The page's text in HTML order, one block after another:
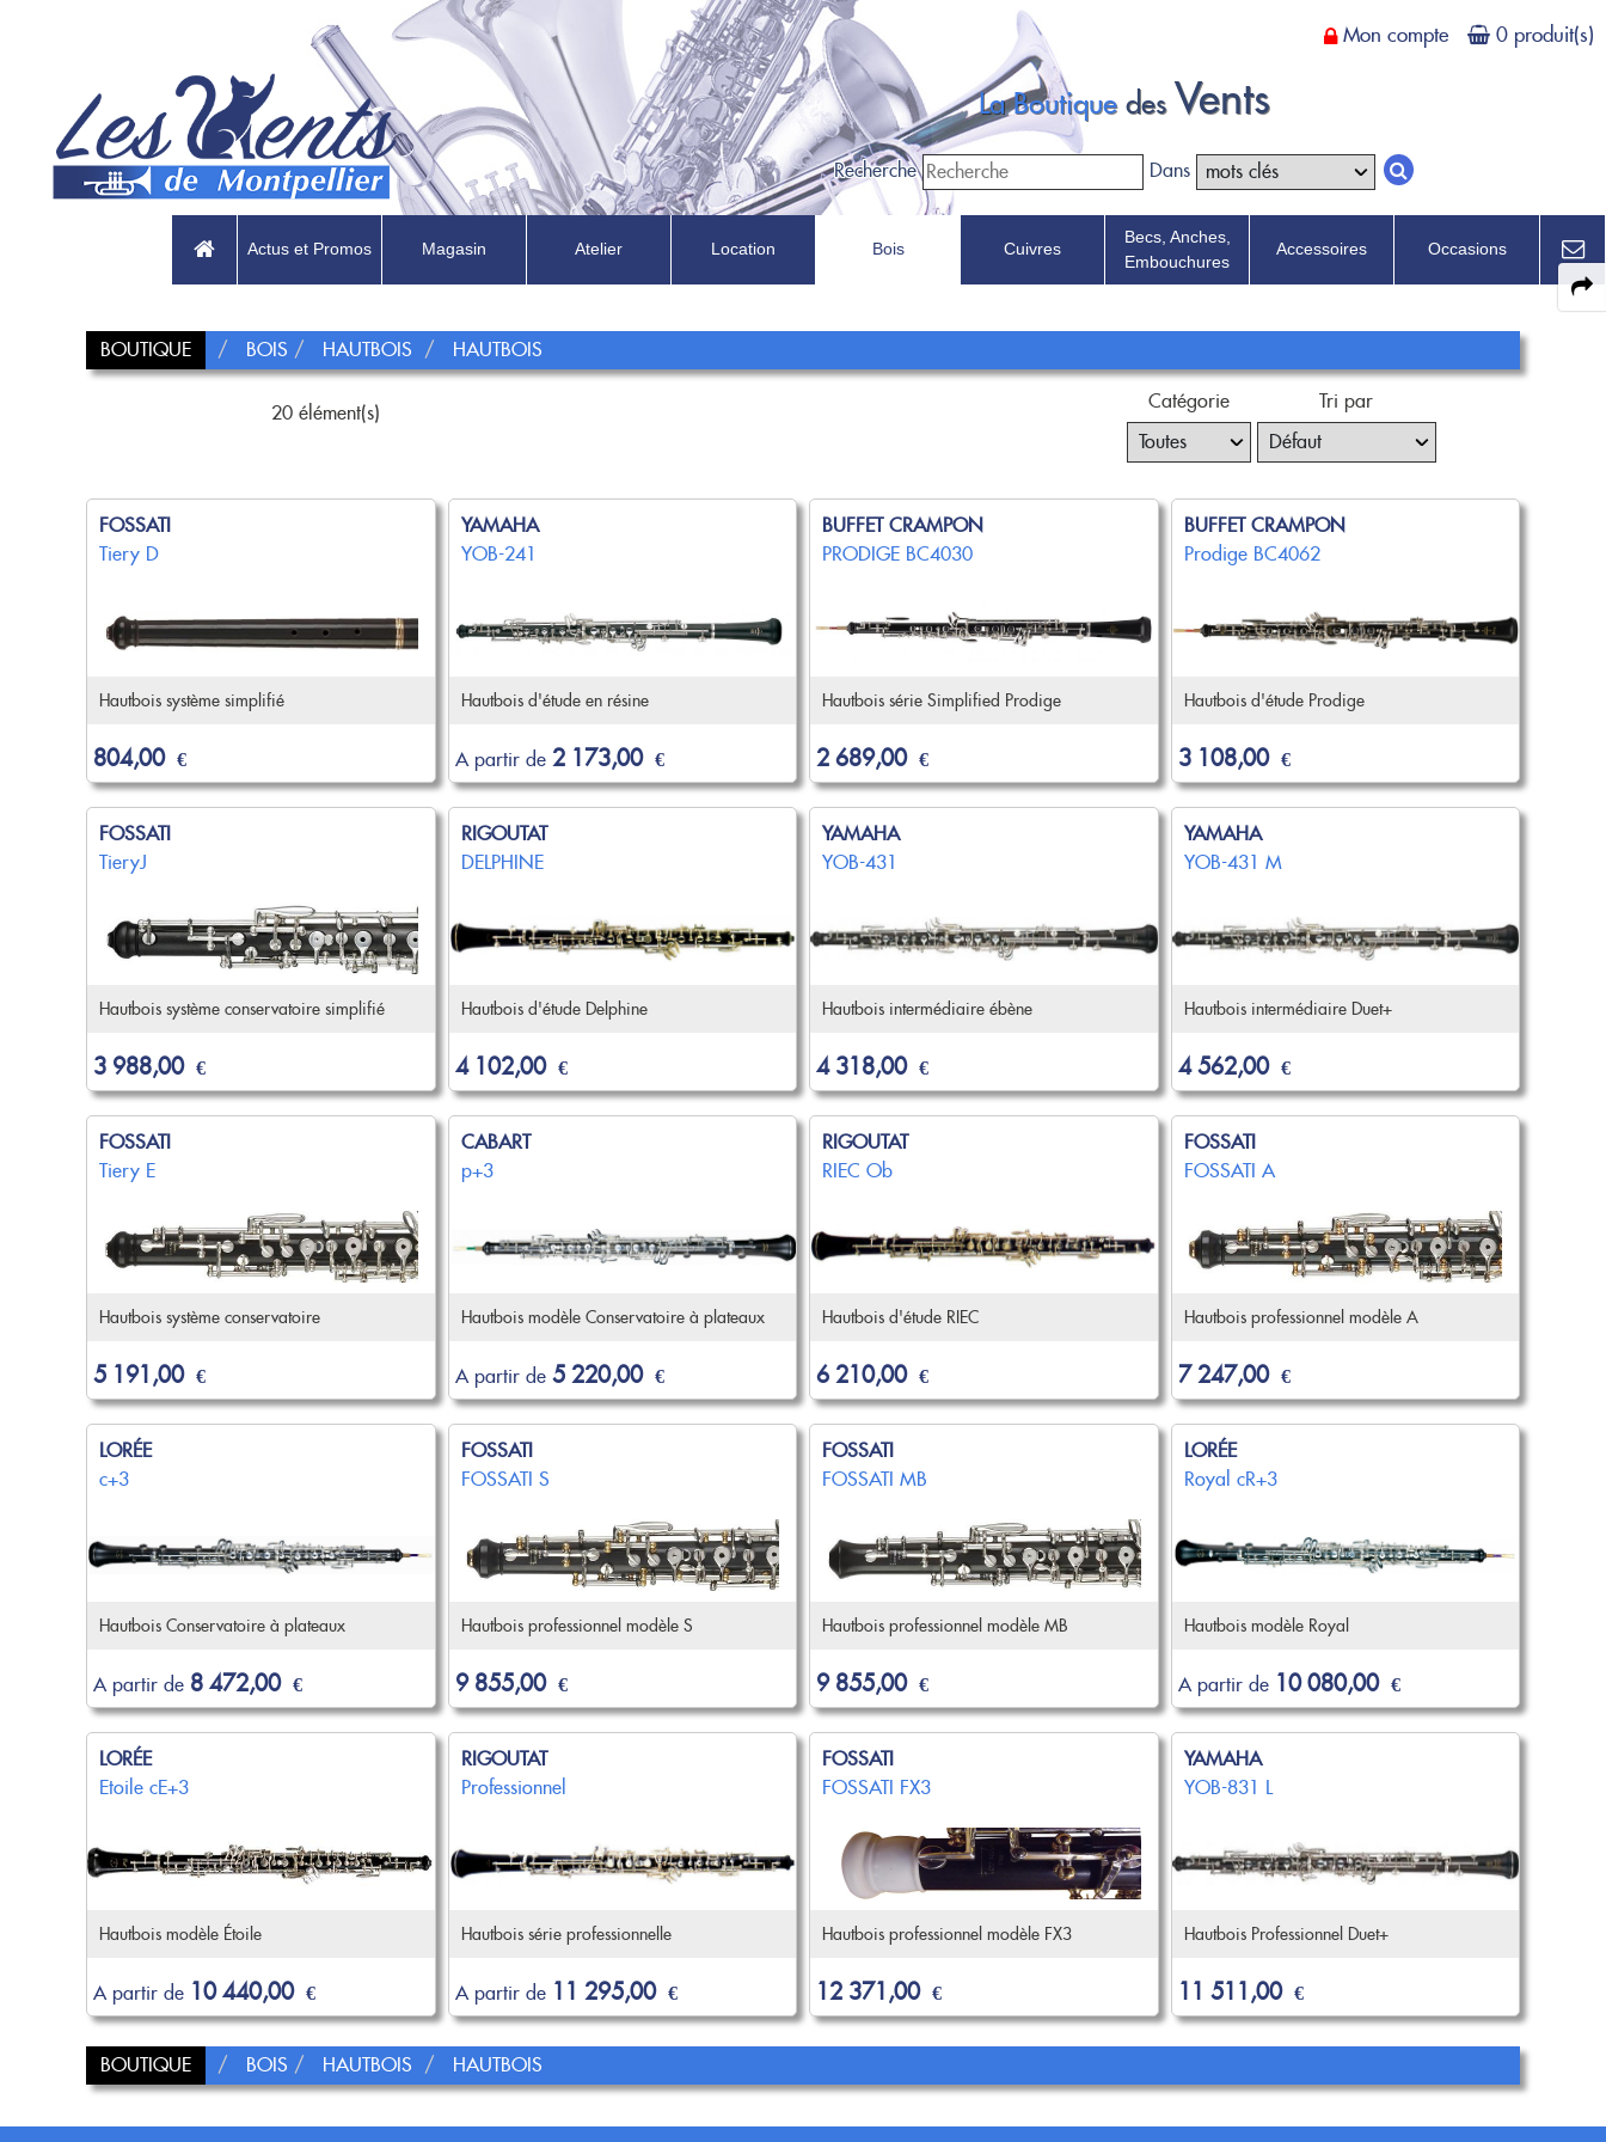
Mon compte 0 produit(s)
La BoutiquedesVents
Recherche Dans
Actus et Promos Magasin Atelier Location Bois Cuivres
Becs, Anches,
Embouchures
Accessoires Occasions
Recherche
Dans
BOUTIQUE BOIS HAUTBOIS HAUTBOIS
20 élément(s) Catégorie Tri par
FOSSATI
Tiery D
Hautbois système simplifié
804,00 €
YAMAHA
YOB-241
Hautbois d'étude en résine
A partir de 2 173,00 €
BUFFET CRAMPON
PRODIGE BC4030
Hautbois série Simplified Prodige
2 689,00 €
BUFFET CRAMPON
Prodige BC4062
Hautbois d'étude Prodige
3 108,00 €
FOSSATI
TieryJ
Hautbois système conservatoire simplifié
3 988,00 €
RIGOUTAT
DELPHINE
Hautbois d'étude Delphine
4 102,00 €
YAMAHA
YOB-431
Hautbois intermédiaire ébène
4 318,00 €
YAMAHA
YOB-431 M
Hautbois intermédiaire Duet+
4 562,00 €
FOSSATI
Tiery E
Hautbois système conservatoire
5 191,00 €
CABART
p+3
Hautbois modèle Conservatoire à plateaux
A partir de 5 220,00 €
RIGOUTAT
RIEC Ob
Hautbois d'étude RIEC
6 210,00 €
FOSSATI
FOSSATI A
Hautbois professionnel modèle A
7 247,00 €
LORÉE
c+3
Hautbois Conservatoire à plateaux
A partir de 8 472,00 €
FOSSATI
FOSSATI S
Hautbois professionnel modèle S
9 855,00 €
FOSSATI
FOSSATI MB
Hautbois professionnel modèle MB
9 855,00 €
LORÉE
Royal cR+3
Hautbois modèle Royal
A partir de 10 080,00 €
LORÉE
Etoile cE+3
Hautbois modèle Étoile
A partir de 10 440,00 €
RIGOUTAT
Professionnel
Hautbois série professionnelle
A partir de 11 295,00 €
FOSSATI
FOSSATI FX3
Hautbois professionnel modèle FX3
12 371,00 €
YAMAHA
YOB-831 L
Hautbois Professionnel Duet+
11 511,00 €
BOUTIQUE BOIS HAUTBOIS HAUTBOIS